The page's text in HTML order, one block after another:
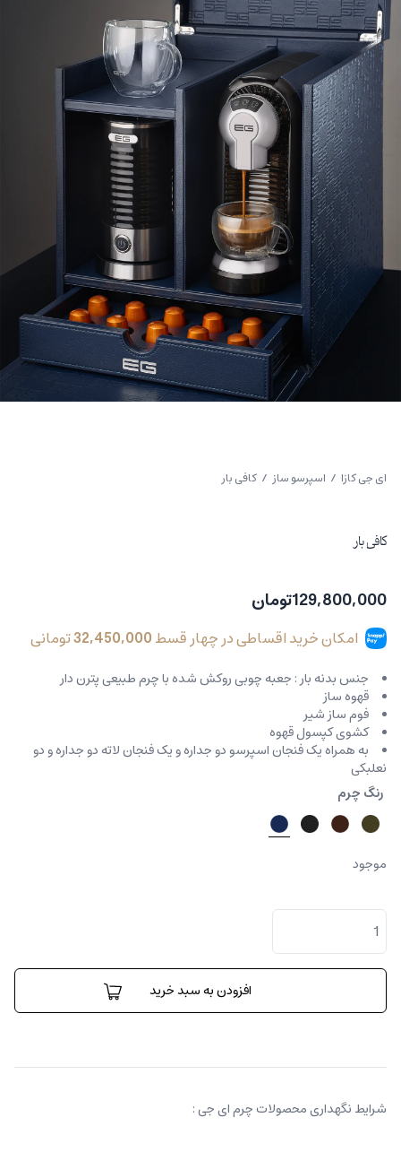
ای جی کازا / اسپرسو ساز / کافی بار
کافی بار
129,800,000تومان
امکان خرید اقساطی در چهار قسط32,450,000تومانی
جنس بدنه بار : جعبه چوبی روکش شده با چرم طبیعی پترن دار
قهوه ساز
فوم ساز شیر
کشوی کپسول قهوه
به همراه یک فنجان اسپرسو دو جداره و یک فنجان لاته دو جداره و دو
نعلبکی
رنگ چرم
موجود
کافی
بار
عدد
افزودن به سبد خرید
شرایط نگهداری محصولات چرم ای جی :